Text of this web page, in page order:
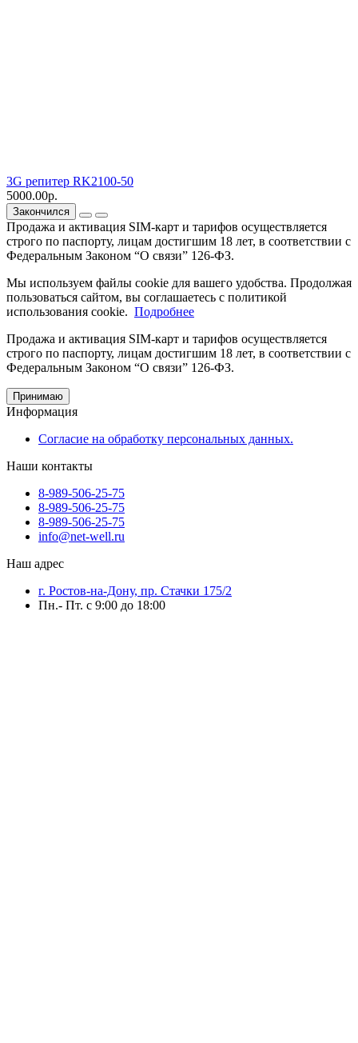
3G репитер RK2100-50
5000.00р.
Закончился
Продажа и активация SIM-карт и тарифов осуществляется
строго по паспорту, лицам достигшим 18 лет, в соответствии с
Федеральным Законом “О связи” 126-ФЗ.
Мы используем файлы cookie для вашего удобства. Продолжая
пользоваться сайтом, вы соглашаетесь с политикой
использования cookie. Подробнее
Продажа и активация SIM-карт и тарифов осуществляется
строго по паспорту, лицам достигшим 18 лет, в соответствии с
Федеральным Законом “О связи” 126-ФЗ.
Принимаю
Информация
Согласие на обработку персональных данных.
Наши контакты
8-989-506-25-75
8-989-506-25-75
8-989-506-25-75
info@net-well.ru
Наш адрес
г. Ростов-на-Дону, пр. Стачки 175/2
Пн.- Пт. с 9:00 до 18:00